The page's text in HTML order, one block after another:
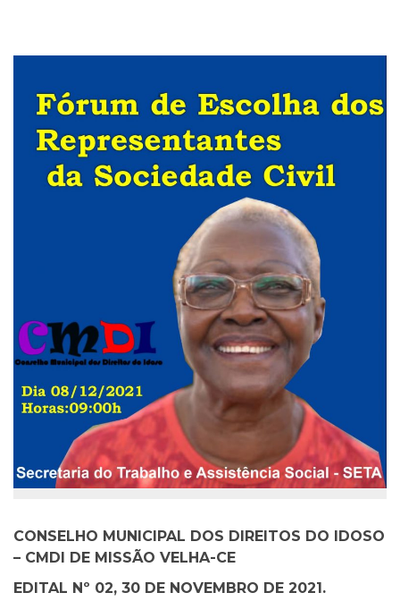
CONSELHO MUNICIPAL DOS DIREITOS DO IDOSO
– CMDI DE MISSÃO VELHA-CE
EDITAL Nº 02, 30 DE NOVEMBRO DE 2021.